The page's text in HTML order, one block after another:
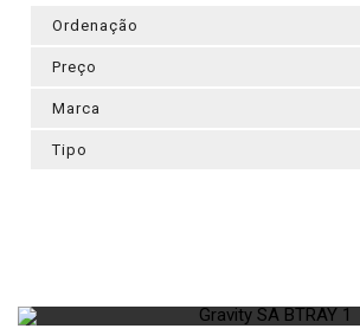
Ordenação
Preço
Marca
Tipo